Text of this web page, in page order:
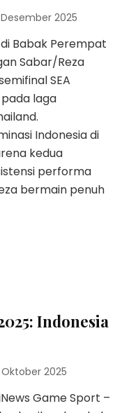
Desember 2025
Babak Perempat
Sabar/Reza
SEA
laga
Indonesia di
kedua
performa
bermain penuh
Indonesia
Oktober 2025
Game Sport –